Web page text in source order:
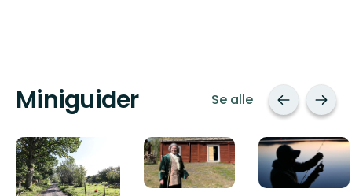
Miniguider Se alle